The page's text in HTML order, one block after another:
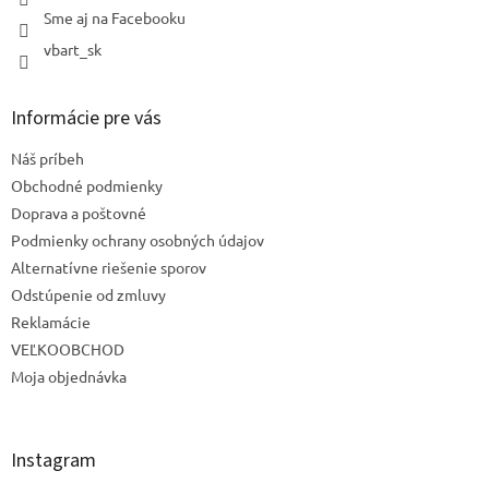
Sme aj na Facebooku
vbart_sk
Informácie pre vás
Náš príbeh
Obchodné podmienky
Doprava a poštovné
Podmienky ochrany osobných údajov
Alternatívne riešenie sporov
Odstúpenie od zmluvy
Reklamácie
VEĽKOOBCHOD
Moja objednávka
Instagram